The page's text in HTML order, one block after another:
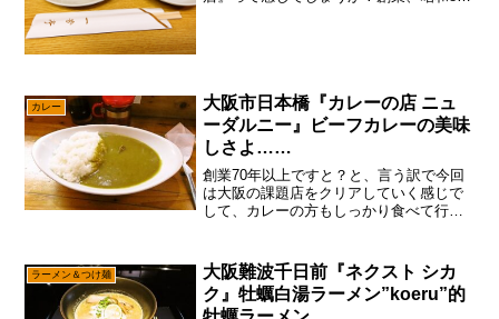
カレー
大阪市日本橋『カレーの店 ニュ
ーダルニー』ビーフカレーの美味
しさよ……
創業70年以上ですと？と、言う訳で今回
は大阪の課題店をクリアしていく感じで
して、カレーの方もしっかり食べて行く
のスキルと言うか”経験”は必要ですんで、
そこら辺を盛る為に...
ラーメン＆つけ麺
大阪難波千日前『ネクスト シカ
ク』牡蠣白湯ラーメン”koeru”的